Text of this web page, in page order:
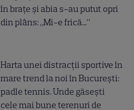
în brațe și abia s-au putut opri
din plâns: „Mi-e frică...”
Harta unei distracții sportive în
mare trend la noi în București:
padle tennis. Unde găsești
cele mai bune terenuri de